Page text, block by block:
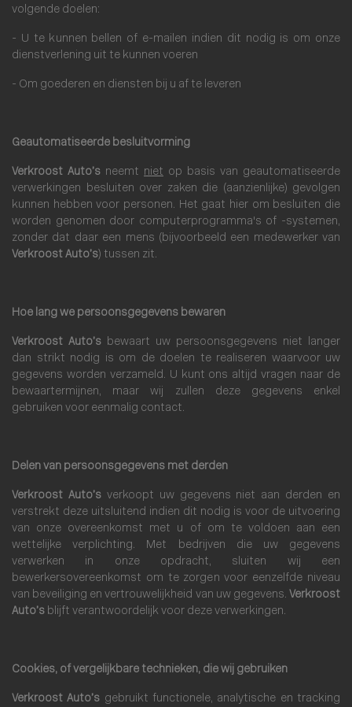
volgende doelen:
- U te kunnen bellen of e-mailen indien dit nodig is om onze
dienstverlening uit te kunnen voeren
- Om goederen en diensten bij u af te leveren
Geautomatiseerde besluitvorming
Verkroost Auto’s neemt niet op basis van geautomatiseerde
verwerkingen besluiten over zaken die (aanzienlijke) gevolgen
kunnen hebben voor personen. Het gaat hier om besluiten die
worden genomen door computerprogramma's of -systemen,
zonder dat daar een mens (bijvoorbeeld een medewerker van
Verkroost Auto’s) tussen zit.
Hoe lang we persoonsgegevens bewaren
Verkroost Auto’s bewaart uw persoonsgegevens niet langer
dan strikt nodig is om de doelen te realiseren waarvoor uw
gegevens worden verzameld. U kunt ons altijd vragen naar de
bewaartermijnen, maar wij zullen deze gegevens enkel
gebruiken voor eenmalig contact.
Delen van persoonsgegevens met derden
Verkroost Auto’sverkoopt uw gegevens niet aan derden en
verstrekt deze uitsluitend indien dit nodig is voor de uitvoering
van onze overeenkomst met u of om te voldoen aan een
wettelijke verplichting. Met bedrijven die uw gegevens
verwerken in onze opdracht, sluiten wij een
bewerkersovereenkomst om te zorgen voor eenzelfde niveau
van beveiliging en vertrouwelijkheid van uw gegevens. Verkroost
Auto’s blijft verantwoordelijk voor deze verwerkingen.
Cookies, of vergelijkbare technieken, die wij gebruiken
Verkroost Auto’s gebruikt functionele, analytische en tracking